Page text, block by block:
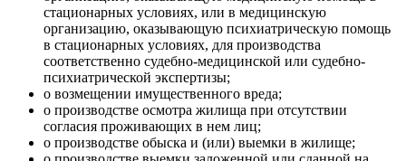
стационарных условиях, или в медицинскую
организацию, оказывающую психиатрическую помощь
в стационарных условиях, для производства
соответственно судебно-медицинской или судебно-
психиатрической экспертизы;
о возмещении имущественного вреда;
о производстве осмотра жилища при отсутствии
согласия проживающих в нем лиц;
о производстве обыска и (или) выемки в жилище;